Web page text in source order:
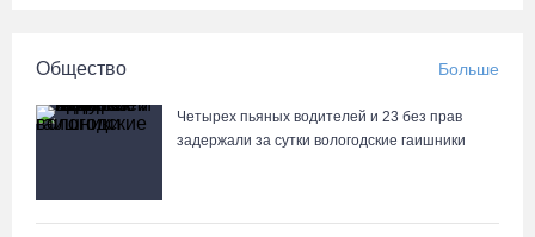
Общество Больше
Четырех пьяных водителей и 23 без прав
задержали за сутки вологодские гаишники